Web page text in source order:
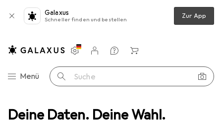
Deine Daten. Deine Wahl.
Galaxus
Schneller finden und bestellen Zur App
Navigation nach Kategorien
Menü Suche
Einstellungen
Kundenkonto
Vergleichslisten
Merklisten
Warenkorb
Etikettenrolle Zebra Z-BAND DIRECT INFANT 25X178MM